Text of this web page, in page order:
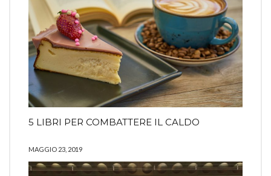
5 LIBRI PER COMBATTERE IL CALDO
MAGGIO 23, 2019